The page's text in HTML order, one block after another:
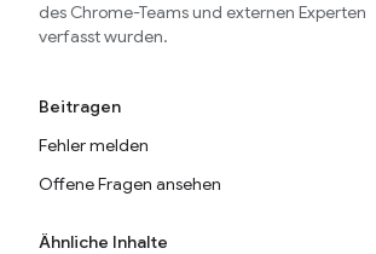
des Chrome-Teams und externen Experten
verfasst wurden.
Beitragen
Fehler melden
Offene Fragen ansehen
Ähnliche Inhalte